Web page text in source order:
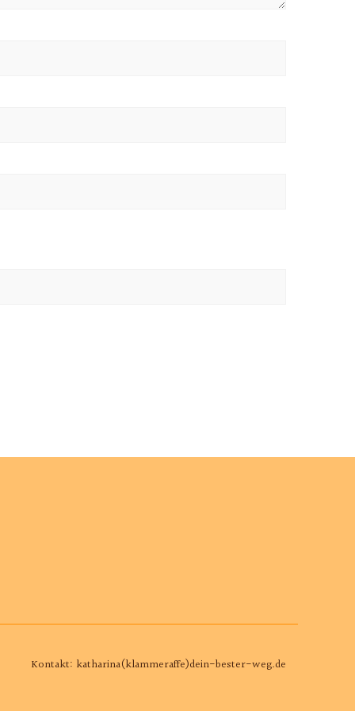
Kontakt: katharina(klammeraffe)dein-bester-weg.de